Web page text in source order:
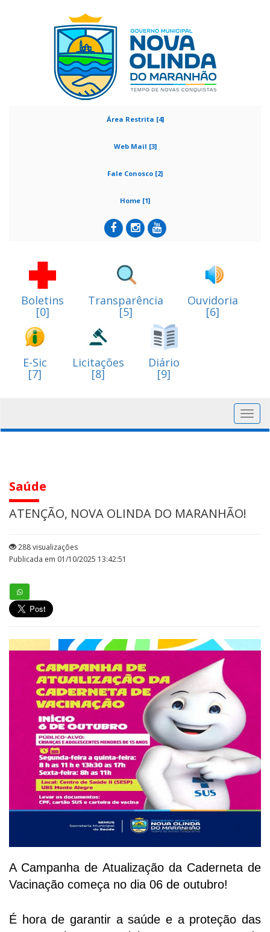
Área Restrita [4]
Web Mail [3]
Fale Conosco [2]
Home [1]
Boletins
[0]
Transparência
[5]
Ouvidoria
[6]
E-Sic
[7]
Licitações
[8]
Diário
[9]
Saúde
ATENÇÃO, NOVA OLINDA DO MARANHÃO!
288 visualizações
Publicada em 01/10/2025 13:42:51
A Campanha de Atualização da Caderneta de
Vacinação começa no dia 06 de outubro!
É hora de garantir a saúde e a proteção das